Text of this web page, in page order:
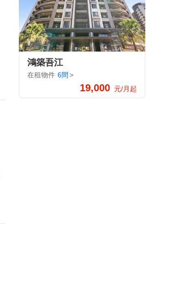
鴻築吾江
在租物件 6間 >
19,000 元/月起